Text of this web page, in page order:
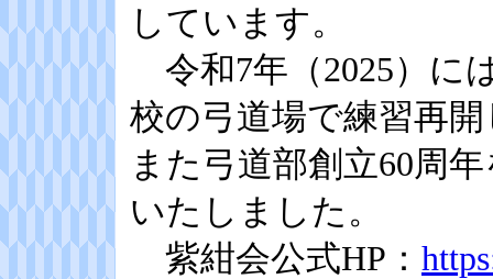
しています。
令和7年（2025）に
校の弓道場で練習再
また弓道部創立60周
いたしました。
紫紺会公式HP：